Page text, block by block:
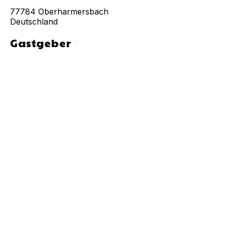
77784 Oberharmersbach
Deutschland
Gastgeberchevron_right